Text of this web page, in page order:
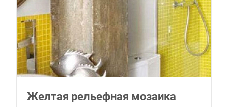
Желтая рельефная мозаика